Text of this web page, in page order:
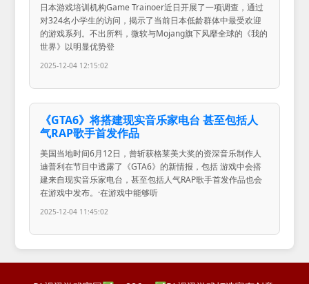
日本游戏培训机构Game Trainoer近日开展了一项调查，通过
对324名小学生的访问，揭示了当前日本低龄群体中最受欢迎
的游戏系列。不出所料，微软与Mojang旗下风靡全球的《我的
世界》以明显优势登
2025-12-04 12:15:02
《GTA6》将搭建现实音乐家电台 甚至包括人
气RAP歌手首发作品
美国当地时间6月12日，曾斩获格莱美大奖的资深音乐制作人
迪普利在节目中透露了《GTA6》的新情报，包括 游戏中会搭
建来自现实音乐家电台，甚至包括人气RAP歌手首发作品也会
在游戏中发布。·在游戏中能够听
2025-12-04 11:45:02